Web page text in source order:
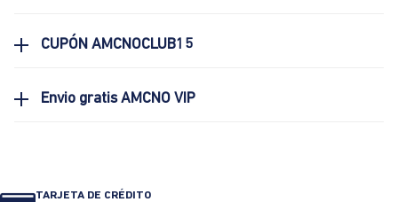
CUPÓN AMCNOCLUB15
Envio gratis AMCNO VIP
TARJETA DE CRÉDITO